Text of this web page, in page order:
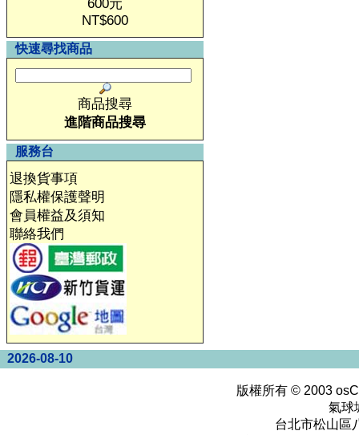
600元
NT$600
快速尋找商品
商品搜尋
進階商品搜尋
服務台
退換貨事項
隱私權保護聲明
會員權益及須知
聯絡我們
2026-08-10
版權所有 © 2003
氣球
台北市松山區